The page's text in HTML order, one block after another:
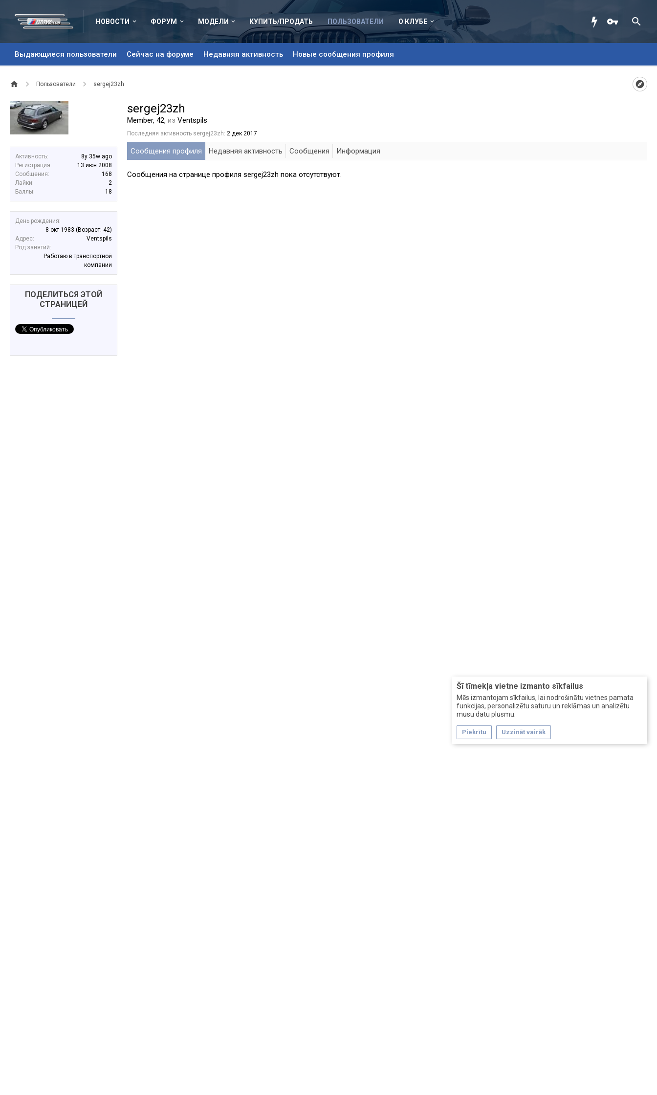
НОВОСТИ ФОРУМ МОДЕЛИ КУПИТЬ/ПРОДАТЬ ПОЛЬЗОВАТЕЛИ
Выдающиеся пользователи Сейчас на форуме Недавняя активность Новые сообщения профиля
О КЛУБЕ
Пользователи sergej23zh
Šī tīmekļa vietne izmanto sīkfailus
Mēs izmantojam sīkfailus, lai nodrošinātu vietnes pamata
funkcijas, personalizētu saturu un reklāmas un analizētu
mūsu datu plūsmu.
Piekrītu Uzzināt vairāk
Активность:
8y 35w ago
Регистрация:
13 июн 2008
Сообщения:
168
Лайки:
2
Баллы:
18
День рождения:
8 окт 1983 (Возраст: 42)
Адрес:
Ventspils
Род занятий:
Работаю в транспортной
компании
ПОДЕЛИТЬСЯ ЭТОЙ
СТРАНИЦЕЙ
sergej23zh
Member, 42, из Ventspils
Последняя активность sergej23zh: 2 дек 2017
Сообщения профиля Недавняя активность Сообщения Информация
Сообщения на странице профиля sergej23zh пока отсутствуют.